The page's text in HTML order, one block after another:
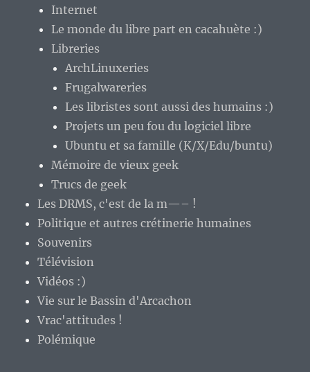
Internet
Le monde du libre part en cacahuète :)
Libreries
ArchLinuxeries
Frugalwareries
Les libristes sont aussi des humains :)
Projets un peu fou du logiciel libre
Ubuntu et sa famille (K/X/Edu/buntu)
Mémoire de vieux geek
Trucs de geek
Les DRMS, c'est de la m—– !
Politique et autres crétinerie humaines
Souvenirs
Télévision
Vidéos :)
Vie sur le Bassin d'Arcachon
Vrac'attitudes !
Polémique